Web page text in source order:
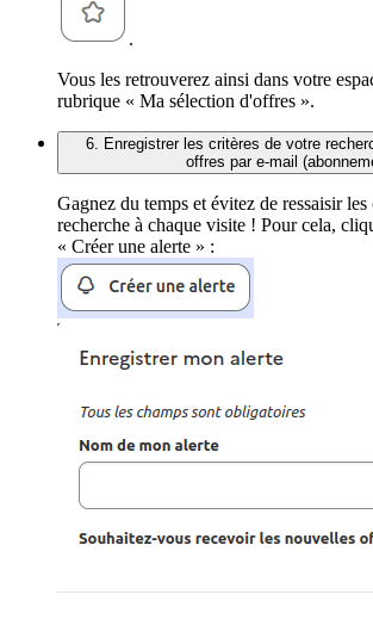
.
Vous les retrouverez ainsi dans votre
rubrique « Ma sélection d'offres ».
6. Enregistrer les critères de votre
offres par e-mail
Gagnez du temps et évitez de ressaisir
recherche à chaque visite ! Pour cela,
« Créer une alerte » :